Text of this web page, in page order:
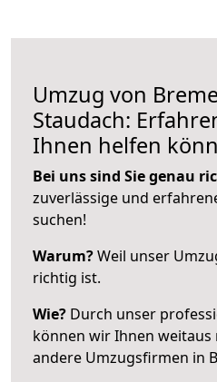
Umzug von
Staudach:
Ihnen helfen
Bei uns sind Sie genau
zuverlässige und
suchen!
Warum?Weil unser
richtig ist.
Wie? Durch unser
können wir Ihnen
andere Umzugsfirmen in